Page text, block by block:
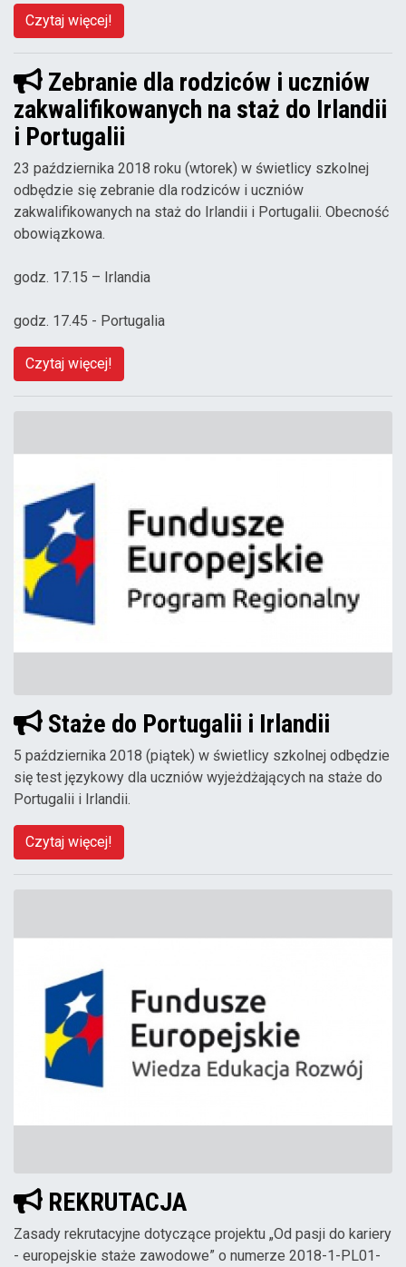
Czytaj więcej!
Zebranie dla rodziców i uczniów
zakwalifikowanych na staż do Irlandii
i Portugalii
23 października 2018 roku (wtorek) w świetlicy szkolnej
odbędzie się zebranie dla rodziców i uczniów
zakwalifikowanych na staż do Irlandii i Portugalii. Obecność
obowiązkowa.
godz. 17.15 – Irlandia
godz. 17.45 - Portugalia
Czytaj więcej!
Staże do Portugalii i Irlandii
5 października 2018 (piątek) w świetlicy szkolnej odbędzie
się test językowy dla uczniów wyjeżdżających na staże do
Portugalii i Irlandii.
Czytaj więcej!
REKRUTACJA
Zasady rekrutacyjne dotyczące projektu „Od pasji do kariery
- europejskie staże zawodowe” o numerze 2018-1-PL01-